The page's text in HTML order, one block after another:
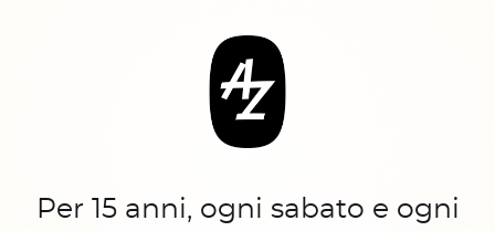
Per 15 anni, ogni sabato e ogni